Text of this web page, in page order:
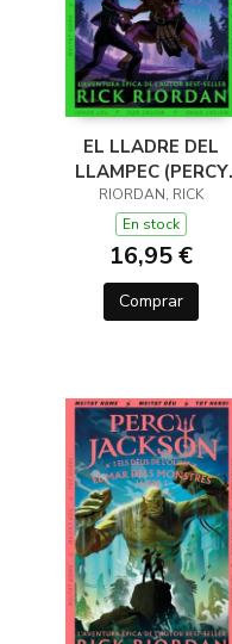
EL LLADRE DEL
LLAMPEC (PERCY
JACKSON I ELS DÉUS
DE L'OLIMP 1)
RIORDAN, RICK
En stock
16,95 €
Comprar